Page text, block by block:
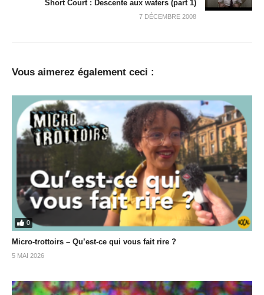
Short Court : Descente aux waters (part 1)
7 DÉCEMBRE 2008
Vous aimerez également ceci :
0
Micro-trottoirs – Qu’est-ce qui vous fait rire ?
5 MAI 2026